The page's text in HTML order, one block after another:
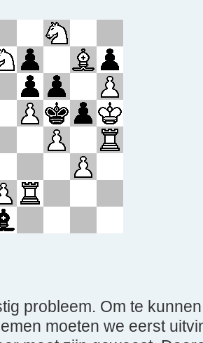
probleem. Om te
moeten we eerst